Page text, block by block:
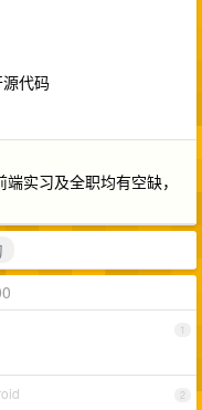
代码
实习及全职均有空缺，
1
2